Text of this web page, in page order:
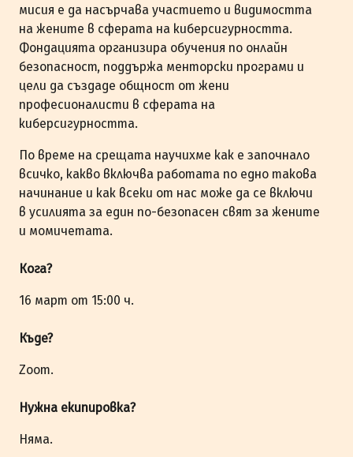
мисия е да насърчава участието и видимостта
на жените в сферата на киберсигурността.
Фондацията организира обучения по онлайн
безопасност, поддържа менторски програми и
цели да създаде общност от жени
професионалисти в сферата на
киберсигурността.
По време на срещата научихме как е започнало
всичко, какво включва работата по едно такова
начинание и как всеки от нас може да се включи
в усилията за един по-безопасен свят за жените
и момичетата.
Кога?
16 март от 15:00 ч.
Къде?
Zoom.
Нужна екипировка?
Няма.